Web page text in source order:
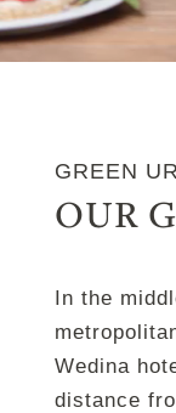
GREEN
OUR
In the
Wedina
distance